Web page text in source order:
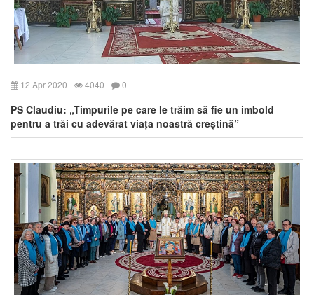
12 Apr 2020 4040 0
PS Claudiu: „Timpurile pe care le trăim să fie un imbold
pentru a trăi cu adevărat viața noastră creștină”